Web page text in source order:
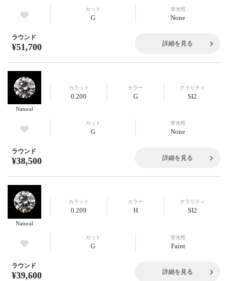
カット
G
蛍光性
None
ラウンド
¥51,700 詳細を見る
Natural
カラット
0.200
カラー
G
クラリティ
SI2
カット
G
蛍光性
None
ラウンド
¥38,500 詳細を見る
Natural
カラット
0.209
カラー
H
クラリティ
SI2
カット
G
蛍光性
Faint
ラウンド
¥39,600 詳細を見る